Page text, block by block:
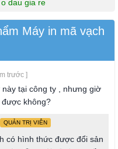
dau gia re
Máy in mã vạch
trước ]
tại công ty , nhưng giờ
được không?
QUẢN TRỊ VIÊN
có hình thức được đổi sản